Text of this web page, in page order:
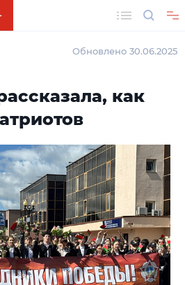
Обновлено 30.06.2025
как